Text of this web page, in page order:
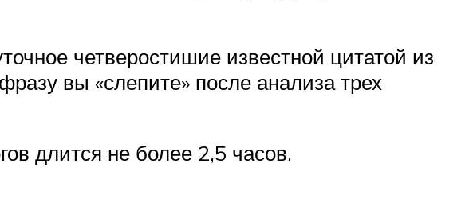
четверостишие известной цитатой из
вы «слепите» после анализа трех
длится не более 2,5 часов.